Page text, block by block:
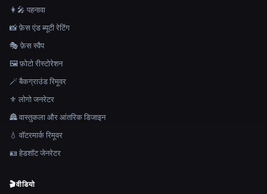
👩‍🎤 पहनावा
📸 फ़ेस एंड ब्यूटी रेटिंग
🎭 फ़ेस स्वैप
🖼️ फ़ोटो रीस्टोरेशन
🪄 बैकग्राउंड रिमूवर
⚜️ लोगो जनरेटर
🏯 वास्तुकला और आंतरिक डिजाइन
💧 वॉटरमार्क रिमूवर
🪪 हेडशॉट जेनरेटर
🎬वीडियो